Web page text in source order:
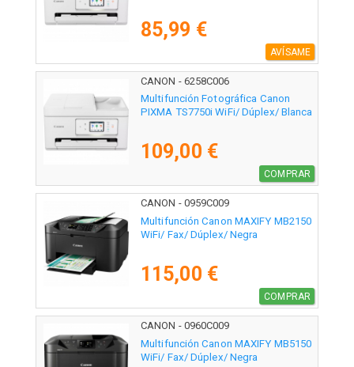
85,99 €
AVÍSAME
CANON - 6258C006
Multifunción Fotográfica Canon
PIXMA TS7750i WiFi/ Dúplex/ Blanca
109,00 €
COMPRAR
CANON - 0959C009
Multifunción Canon MAXIFY MB2150
WiFi/ Fax/ Dúplex/ Negra
115,00 €
COMPRAR
CANON - 0960C009
Multifunción Canon MAXIFY MB5150
WiFi/ Fax/ Dúplex/ Negra